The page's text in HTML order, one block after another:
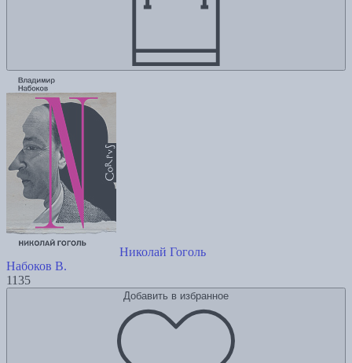
Николай Гоголь
Набоков В.
1135
Добавить в избранное